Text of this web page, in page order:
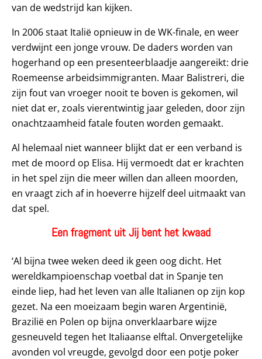
van de wedstrijd kan kijken.
In 2006 staat Italië opnieuw in de WK-finale, en weer
verdwijnt een jonge vrouw. De daders worden van
hogerhand op een presenteerblaadje aangereikt: drie
Roemeense arbeidsimmigranten. Maar Balistreri, die
zijn fout van vroeger nooit te boven is gekomen, wil
niet dat er, zoals vierentwintig jaar geleden, door zijn
onachtzaamheid fatale fouten worden gemaakt.
Al helemaal niet wanneer blijkt dat er een verband is
met de moord op Elisa. Hij vermoedt dat er krachten
in het spel zijn die meer willen dan alleen moorden,
en vraagt zich af in hoeverre hijzelf deel uitmaakt van
dat spel.
Een fragment uit Jij bent het kwaad
‘Al bijna twee weken deed ik geen oog dicht. Het
wereldkampioenschap voetbal dat in Spanje ten
einde liep, had het leven van alle Italianen op zijn kop
gezet. Na een moeizaam begin waren Argentinië,
Brazilië en Polen op bijna onverklaarbare wijze
gesneuveld tegen het Italiaanse elftal. Onvergetelijke
avonden vol vreugde, gevolgd door een potje poker